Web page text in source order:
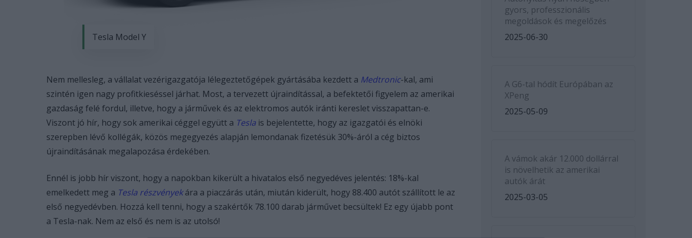
Tesla Model Y
Nem mellesleg, a vállalat vezérigazgatója lélegeztetőgépek gyártásába kezdett a Medtronic-kal, ami
szintén igen nagy profitkieséssel járhat. Most, a tervezett újraindítással, a befektetői figyelem az amerikai
gazdaság felé fordul, illetve, hogy a járművek és az elektromos autók iránti kereslet visszapattan-e.
Viszont jó hír, hogy sok amerikai céggel együtt a Tesla is bejelentette, hogy az igazgatói és elnöki
szerepben lévő kollégák, közös megegyezés alapján lemondanak fizetésük 30%-áról a cég biztos
újraindításának megalapozása érdekében.
Ennél is jobb hír viszont, hogy a napokban kikerült a hivatalos első negyedéves jelentés: 18%-kal
emelkedett meg a Tesla részvényekára a piaczárás után, miután kiderült, hogy 88.400 autót szállított le az
első negyedévben. Hozzá kell tenni, hogy a szakértők 78.100 darab járművet becsültek! Ez egy újabb pont
a Tesla-nak. Nem az első és nem is az utolsó!
gyors, professzionális
megoldások és megelőzés
2025-06-30
A G6-tal hódít Európában az
XPeng
2025-05-09
A vámok akár 12.000 dollárral
is növelhetik az amerikai
autók árát
2025-03-05